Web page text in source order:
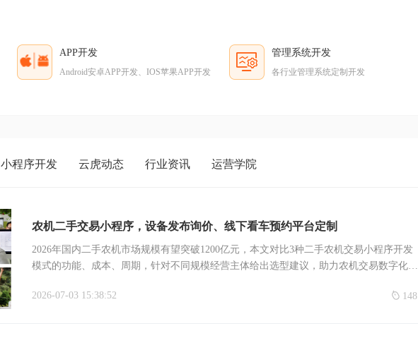
APP开发
Android安卓APP开发、IOS苹果APP开发
管理系统开发
各行业管理系统定制开发
小程序开发 云虎动态 行业资讯 运营学院
农机二手交易小程序，设备发布询价、线下看车预约平台定制
2026年国内二手农机市场规模有望突破1200亿元，本文对比3种二手农机交易小程序开发
模式的功能、成本、周期，针对不同规模经营主体给出选型建议，助力农机交易数字化升
2026-07-03 15:38:52
148